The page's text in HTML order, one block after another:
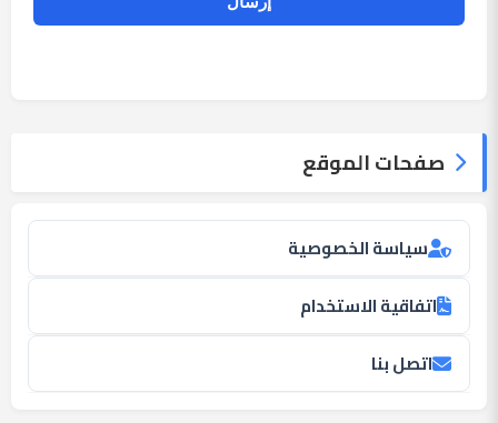
صفحات الموقع
سياسة الخصوصية
اتفاقية الاستخدام
اتصل بنا